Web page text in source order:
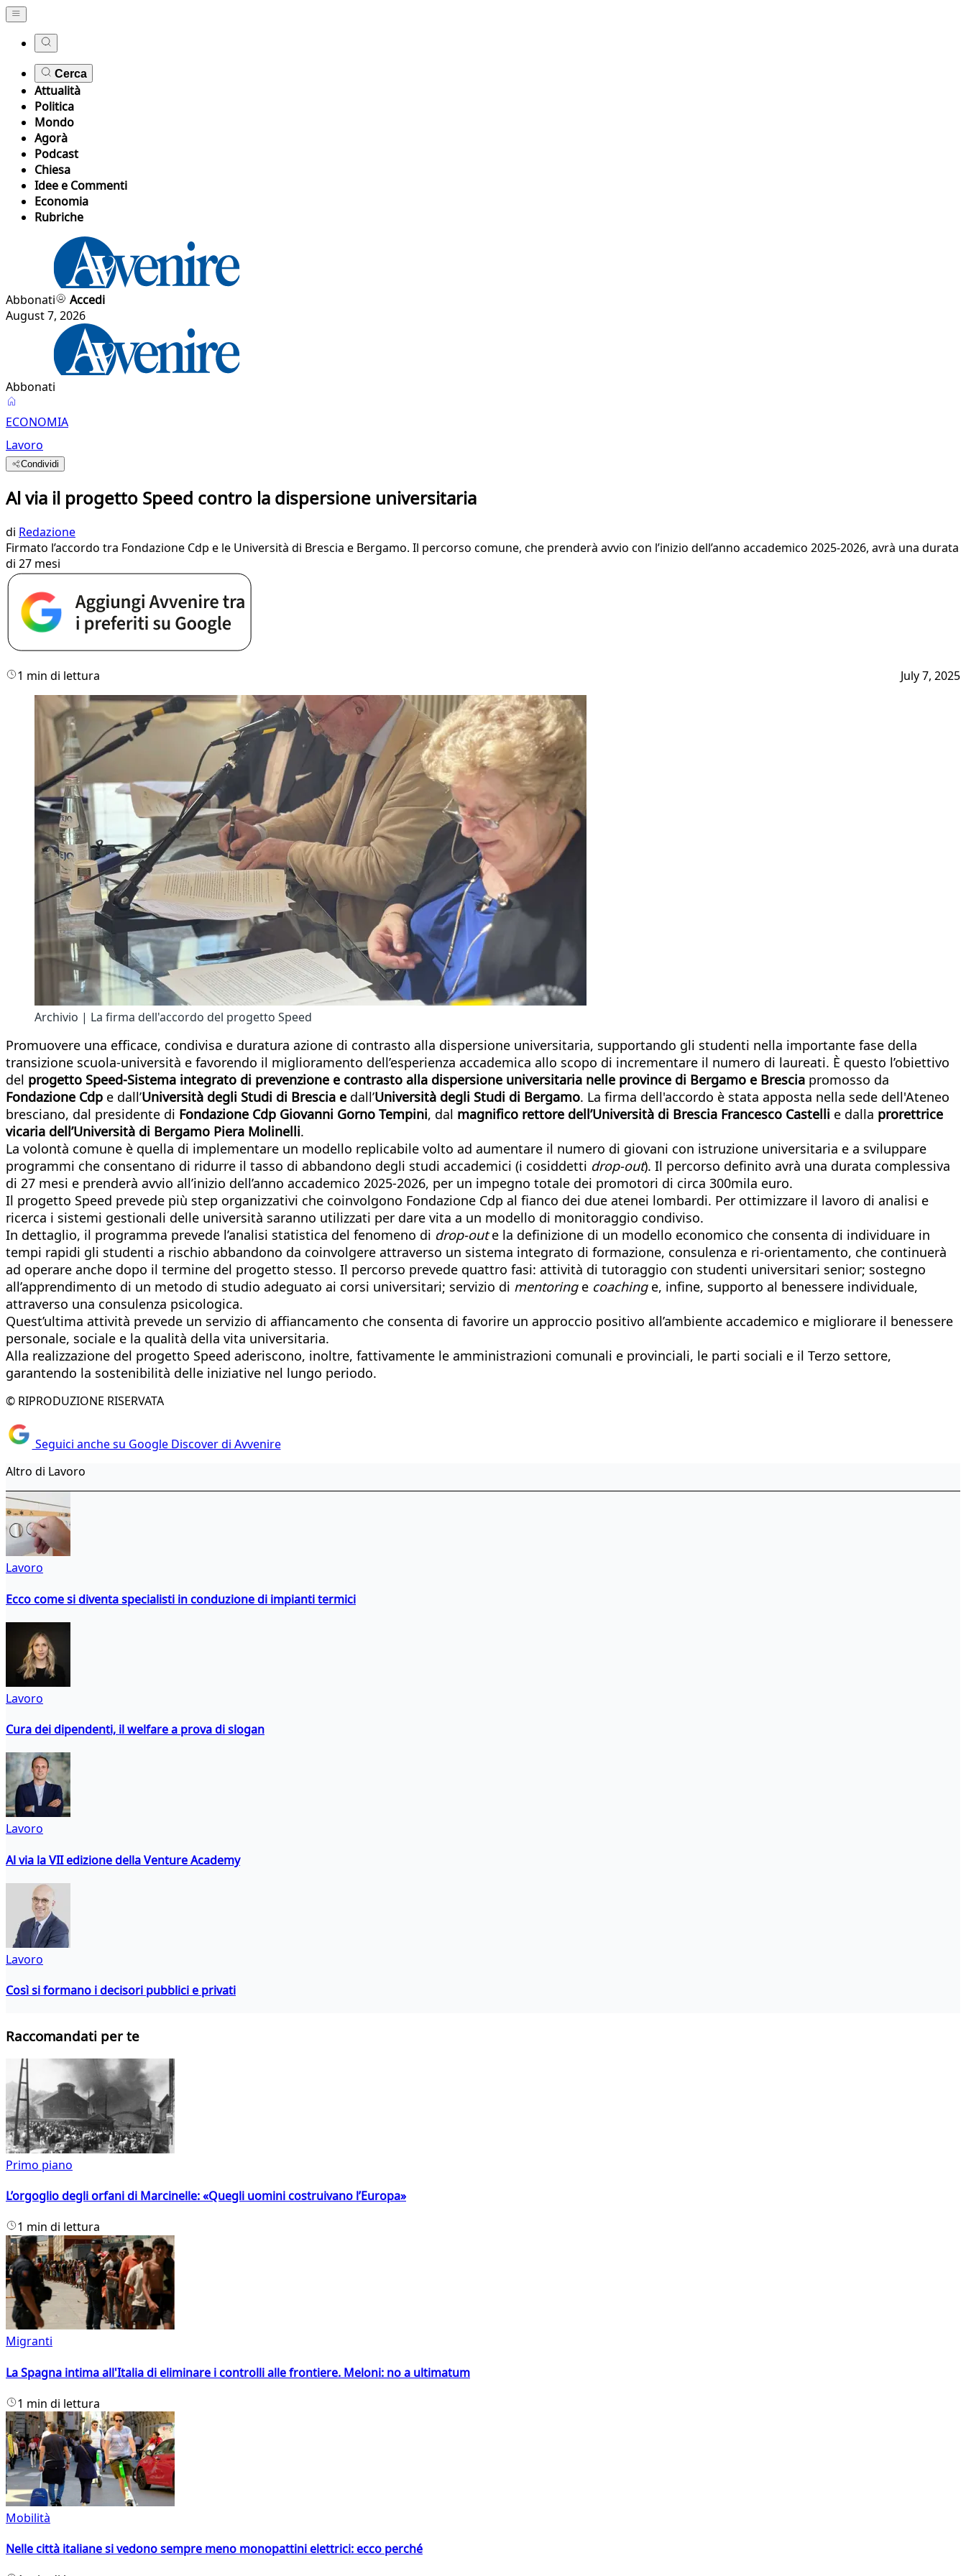
Cerca
Attualità
Politica
Mondo
Agorà
Podcast
Chiesa
Idee e Commenti
Economia
Rubriche
Abbonati
Accedi
August 7, 2026
Abbonati
ECONOMIA
Lavoro
Condividi
Al via il progetto Speed contro la dispersione universitaria
di Redazione
Firmato l’accordo tra Fondazione Cdp e le Università di Brescia e Bergamo. Il percorso comune, che prenderà avvio con l’inizio dell’anno accademico 2025-2026, avrà una durata
di 27 mesi
1 min di lettura July 7, 2025
Archivio | La firma dell'accordo del progetto Speed
Promuovere una efficace, condivisa e duratura azione di contrasto alla dispersione universitaria, supportando gli studenti nella importante fase della
transizione scuola-università e favorendo il miglioramento dell’esperienza accademica allo scopo di incrementare il numero di laureati. È questo l’obiettivo
del progetto Speed-Sistema integrato di prevenzione e contrasto alla dispersione universitaria nelle province di Bergamo e Brescia promosso da
Fondazione Cdp e dall’Università degli Studi di Brescia e dall’Università degli Studi di Bergamo. La firma dell'accordo è stata apposta nella sede dell'Ateneo
bresciano, dal presidente di Fondazione Cdp Giovanni Gorno Tempini, dal magnifico rettore dell’Università di Brescia Francesco Castelli e dalla prorettrice
vicaria dell’Università di Bergamo Piera Molinelli.
La volontà comune è quella di implementare un modello replicabile volto ad aumentare il numero di giovani con istruzione universitaria e a sviluppare
programmi che consentano di ridurre il tasso di abbandono degli studi accademici (i cosiddetti drop-out). Il percorso definito avrà una durata complessiva
di 27 mesi e prenderà avvio all’inizio dell’anno accademico 2025-2026, per un impegno totale dei promotori di circa 300mila euro.
Il progetto Speed prevede più step organizzativi che coinvolgono Fondazione Cdp al fianco dei due atenei lombardi. Per ottimizzare il lavoro di analisi e
ricerca i sistemi gestionali delle università saranno utilizzati per dare vita a un modello di monitoraggio condiviso.
In dettaglio, il programma prevede l’analisi statistica del fenomeno di drop-oute la definizione di un modello economico che consenta di individuare in
tempi rapidi gli studenti a rischio abbandono da coinvolgere attraverso un sistema integrato di formazione, consulenza e ri-orientamento, che continuerà
ad operare anche dopo il termine del progetto stesso. Il percorso prevede quattro fasi: attività di tutoraggio con studenti universitari senior; sostegno
all’apprendimento di un metodo di studio adeguato ai corsi universitari; servizio di mentoringe coachinge, infine, supporto al benessere individuale,
attraverso una consulenza psicologica.
Quest’ultima attività prevede un servizio di affiancamento che consenta di favorire un approccio positivo all’ambiente accademico e migliorare il benessere
personale, sociale e la qualità della vita universitaria.
Alla realizzazione del progetto Speed aderiscono, inoltre, fattivamente le amministrazioni comunali e provinciali, le parti sociali e il Terzo settore,
garantendo la sostenibilità delle iniziative nel lungo periodo.
© RIPRODUZIONE RISERVATA
Seguici anche su Google Discover di Avvenire
Altro di Lavoro
Lavoro
Ecco come si diventa specialisti in conduzione di impianti termici
Lavoro
Cura dei dipendenti, il welfare a prova di slogan
Lavoro
Al via la VII edizione della Venture Academy
Lavoro
Così si formano i decisori pubblici e privati
Raccomandati per te
Primo piano
L’orgoglio degli orfani di Marcinelle: «Quegli uomini costruivano l’Europa»
1 min di lettura
Migranti
La Spagna intima all'Italia di eliminare i controlli alle frontiere. Meloni: no a ultimatum
1 min di lettura
Mobilità
Nelle città italiane si vedono sempre meno monopattini elettrici: ecco perché